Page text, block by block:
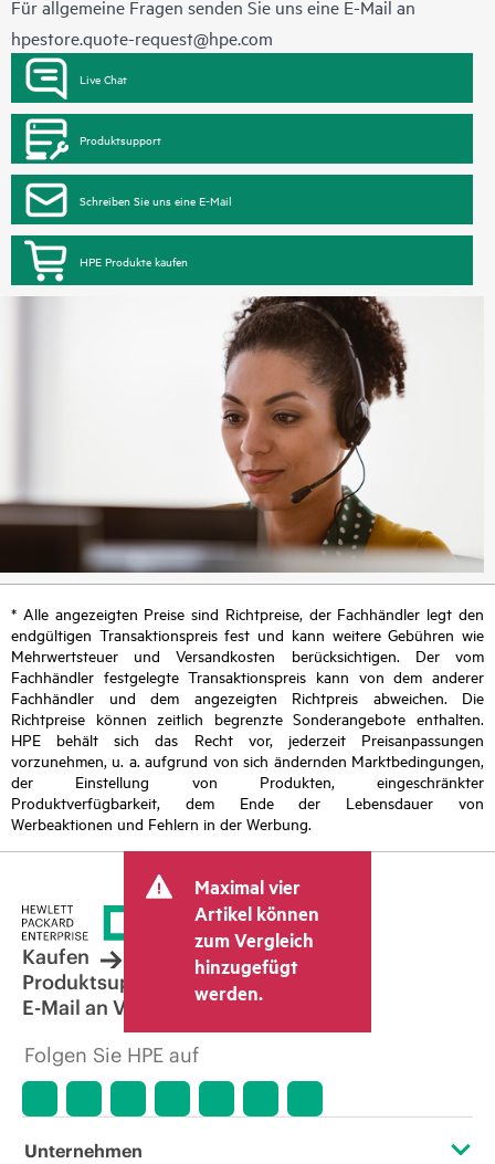
Für allgemeine Fragen senden Sie uns eine E-Mail an
hpestore.quote-request@hpe.com
Live Chat
Produktsupport
Schreiben Sie uns eine E-Mail
HPE Produkte kaufen
* Alle angezeigten Preise sind Richtpreise, der Fachhändler legt den
endgültigen Transaktionspreis fest und kann weitere Gebühren wie
Mehrwertsteuer und Versandkosten berücksichtigen. Der vom
Fachhändler festgelegte Transaktionspreis kann von dem anderer
Fachhändler und dem angezeigten Richtpreis abweichen. Die
Richtpreise können zeitlich begrenzte Sonderangebote enthalten.
HPE behält sich das Recht vor, jederzeit Preisanpassungen
vorzunehmen, u. a. aufgrund von sich ändernden Marktbedingungen,
der Einstellung von Produkten, eingeschränkter
Produktverfügbarkeit, dem Ende der Lebensdauer von
Werbeaktionen und Fehlern in der Werbung.
Maximal vier
Artikel können
zum Vergleich
hinzugefügt
werden.
Kaufen
Produktsupport
E-Mail an Vertrieb
Folgen Sie HPE auf
Unternehmen